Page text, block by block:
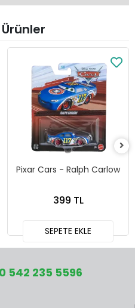
Pixar Cars - Ralph Carlow
399 TL
SEPETE EKLE
542 235 5596